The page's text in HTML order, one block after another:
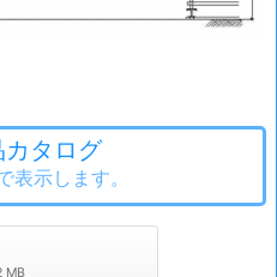
カタログ
示します。
MB